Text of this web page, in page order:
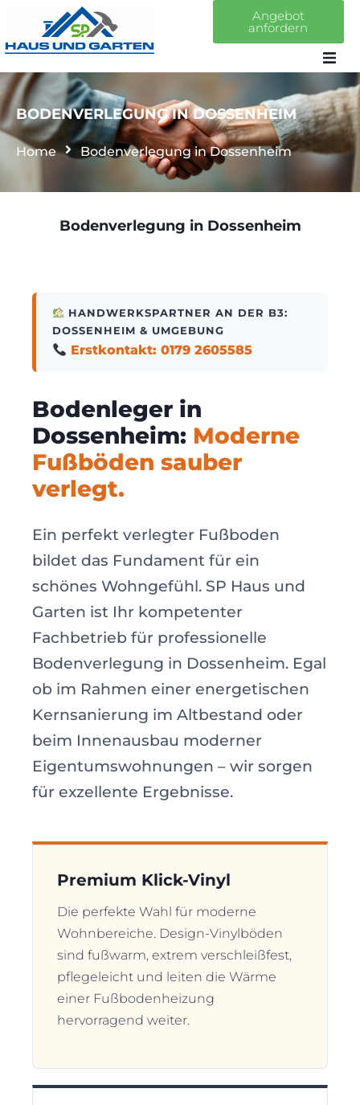
Angebot
anfordern
Über uns
Leistungen
BODENVERLEGUNG IN DOSSENHEIM
Home Bodenverlegung in Dossenheim
Bodenverlegung in Dossenheim
HANDWERKSPARTNER AN DER B3:
DOSSENHEIM & UMGEBUNG
Erstkontakt: 0179 2605585
Bodenleger in
Dossenheim: Moderne
Fußböden sauber
verlegt.
Ein perfekt verlegter Fußboden
bildet das Fundament für ein
schönes Wohngefühl. SP Haus und
Garten ist Ihr kompetenter
Fachbetrieb für professionelle
Bodenverlegung in Dossenheim. Egal
ob im Rahmen einer energetischen
Kernsanierung im Altbestand oder
beim Innenausbau moderner
Eigentumswohnungen – wir sorgen
für exzellente Ergebnisse.
Premium Klick-Vinyl
Die perfekte Wahl für moderne
Wohnbereiche. Design-Vinylböden
sind fußwarm, extrem verschleißfest,
pflegeleicht und leiten die Wärme
einer Fußbodenheizung
hervorragend weiter.